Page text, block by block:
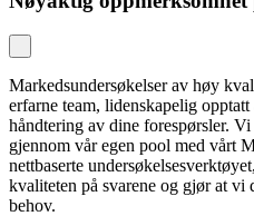
Markedsundersøkelser av høy
erfarne team, lidenskapelig
håndtering av dine forespørsler.
gjennom vår egen pool med vårt
nettbaserte
kvaliteten på svarene og gjør at vi
behov.